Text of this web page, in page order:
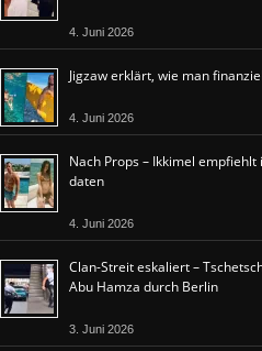
4. Juni 2026
Jigzaw erklärt, wie man
4. Juni 2026
Nach Props – Ikkimel
daten
4. Juni 2026
Clan-Streit eskaliert –
Abu Hamza durch Berlin
3. Juni 2026